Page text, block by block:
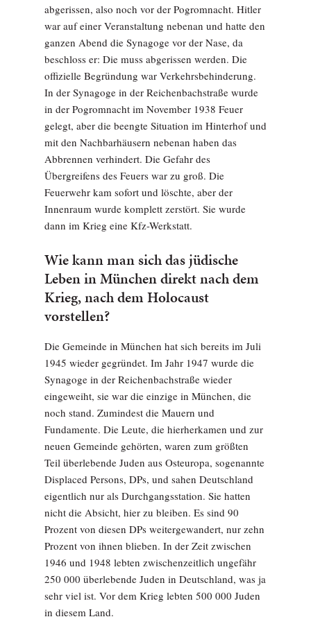
abgerissen, also noch vor der Pogromnacht. Hitler
war auf einer Veranstaltung nebenan und hatte den
ganzen Abend die Synagoge vor der Nase, da
beschloss er: Die muss abgerissen werden. Die
offizielle Begründung war Verkehrsbehinderung.
In der Synagoge in der Reichenbachstraße wurde
in der Pogromnacht im November 1938 Feuer
gelegt, aber die beengte Situation im Hinterhof und
mit den Nachbarhäusern nebenan haben das
Abbrennen verhindert. Die Gefahr des
Übergreifens des Feuers war zu groß. Die
Feuerwehr kam sofort und löschte, aber der
Innenraum wurde komplett zerstört. Sie wurde
dann im Krieg eine Kfz-Werkstatt.
Wie kann man sich das jüdische
Leben in München direkt nach dem
Krieg, nach dem Holocaust
vorstellen?
Die Gemeinde in München hat sich bereits im Juli
1945 wieder gegründet. Im Jahr 1947 wurde die
Synagoge in der Reichenbachstraße wieder
eingeweiht, sie war die einzige in München, die
noch stand. Zumindest die Mauern und
Fundamente. Die Leute, die hierherkamen und zur
neuen Gemeinde gehörten, waren zum größten
Teil überlebende Juden aus Osteuropa, sogenannte
Displaced Persons, DPs, und sahen Deutschland
eigentlich nur als Durchgangsstation. Sie hatten
nicht die Absicht, hier zu bleiben. Es sind 90
Prozent von diesen DPs weitergewandert, nur zehn
Prozent von ihnen blieben. In der Zeit zwischen
1946 und 1948 lebten zwischenzeitlich ungefähr
250 000 überlebende Juden in Deutschland, was ja
sehr viel ist. Vor dem Krieg lebten 500 000 Juden
in diesem Land.